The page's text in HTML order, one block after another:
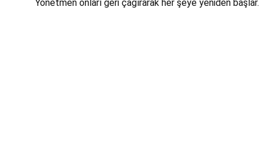
Yönetmen onları geri çağırarak her şeye yeniden başlar.